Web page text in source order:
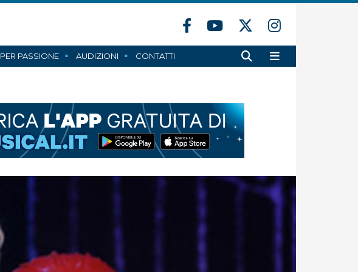
PER PASSIONE AUDIZIONI CONTATTI